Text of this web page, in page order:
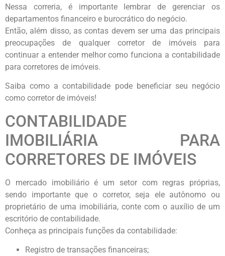
Nessa correria, é importante lembrar de gerenciar os
departamentos financeiro e burocrático do negócio.
Então, além disso, as contas devem ser uma das principais
preocupações de qualquer corretor de imóveis para
continuar a entender melhor como funciona a contabilidade
para corretores de imóveis.
Saiba como a contabilidade pode beneficiar seu negócio
como corretor de imóveis!
CONTABILIDADE
IMOBILIÁRIA PARA
CORRETORES DE IMÓVEIS
O mercado imobiliário é um setor com regras próprias,
sendo importante que o corretor, seja ele autônomo ou
proprietário de uma imobiliária, conte com o auxílio de um
escritório de contabilidade.
Conheça as principais funções da contabilidade:
Registro de transações financeiras;